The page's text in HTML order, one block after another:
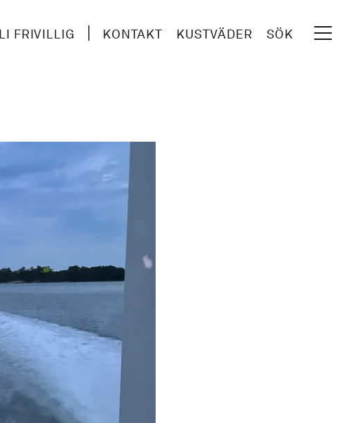
FRIVILLIG KONTAKT KUSTVÄDER SÖK